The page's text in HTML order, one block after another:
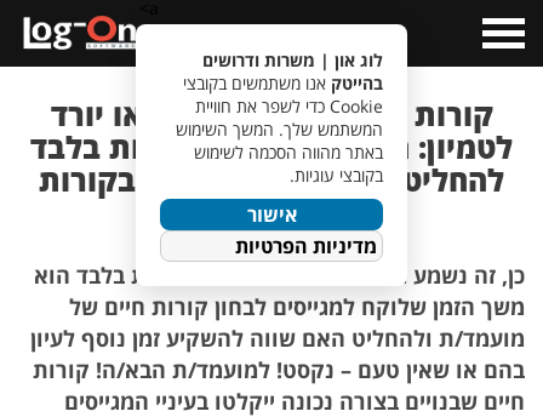
Menu
קורות חיים – מוזמן לראיון או יורד
לטמיון: הידעת שלוקח 6 שניות בלבד
להחליט האם להמשיך לעיין בקורות
החיים שלך?
כן, זה נשמע מוגזם אבל זה מוכח – 6 שניות בלבד הוא
משך הזמן שלוקח למגייסים לבחון קורות חיים של
מועמד/ת ולהחליט האם שווה להשקיע זמן נוסף לעיון
בהם או שאין טעם – נקסט! למועמד/ת הבא/ה! קורות
חיים שבנויים בצורה נכונה ייקלטו בעיניי המגייסים
לוג און | משרות ודרושים
בהייטק אנו משתמשים בקובצי
Cookie כדי לשפר את חוויית
המשתמש שלך. המשך השימוש
באתר מהווה הסכמה לשימוש
בקובצי עוגיות.
אישור
מדיניות הפרטיות